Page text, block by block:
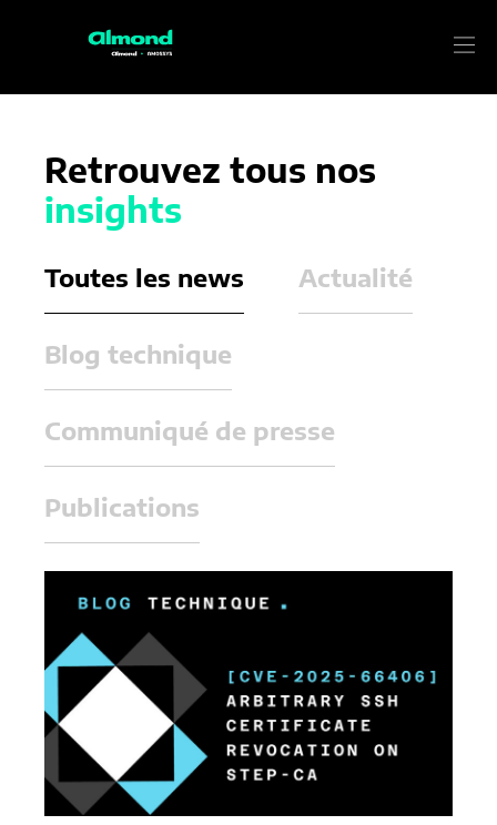
Retrouvez tous nos
insights
Toutes les news Actualité
Blog technique
Communiqué de presse
Publications